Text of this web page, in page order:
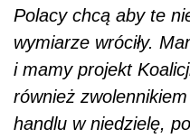
Polacy chcą aby te
wymiarze wróciły.
i mamy projekt
również
handlu w niedzielę,